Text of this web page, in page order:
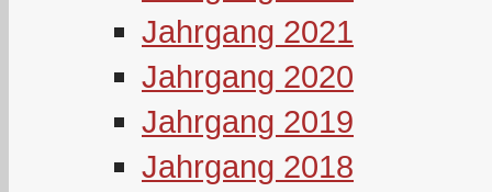
Jahrgang 2021
Jahrgang 2020
Jahrgang 2019
Jahrgang 2018